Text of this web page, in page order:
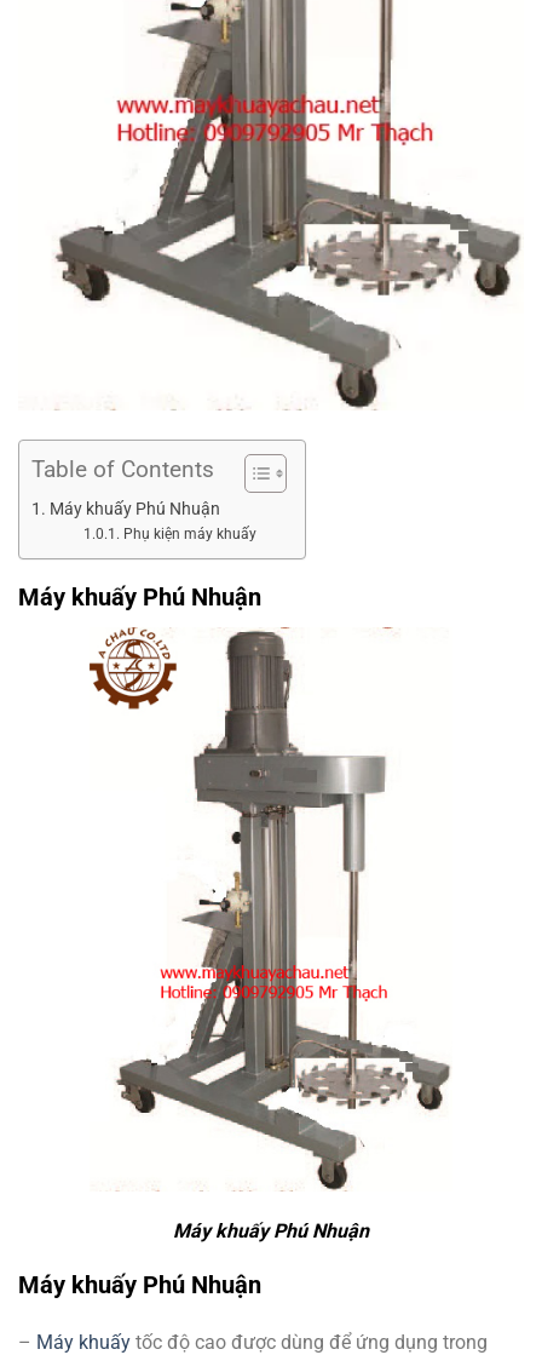
Table of Contents
Máy khuấy Phú Nhuận
Phụ kiện máy khuấy
Máy khuấy Phú Nhuận
Máy khuấy Phú Nhuận
Máy khuấy Phú Nhuận
– Máy khuấy tốc độ cao được dùng để ứng dụng trong